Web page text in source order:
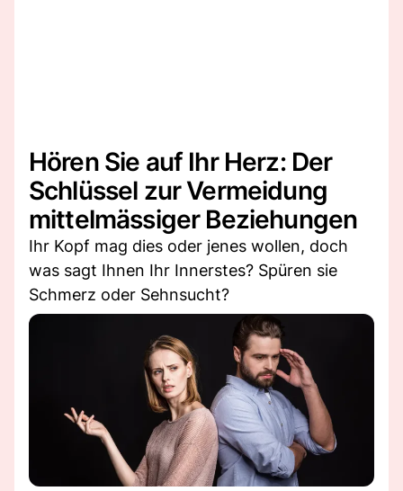
Hören Sie auf Ihr Herz: Der
Schlüssel zur Vermeidung
mittelmässiger Beziehungen
Ihr Kopf mag dies oder jenes wollen, doch
was sagt Ihnen Ihr Innerstes? Spüren sie
Schmerz oder Sehnsucht?